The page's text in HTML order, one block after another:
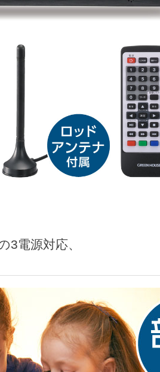
電源対応、